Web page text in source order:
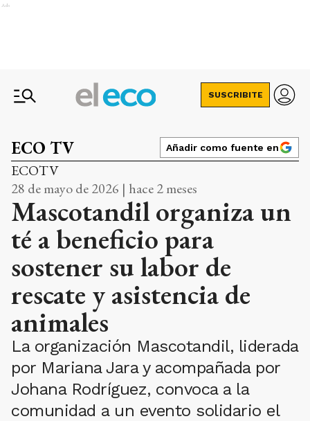
Ads
SUSCRIBITE
ECO TV Añadir como fuente en
ECOTV
28 de mayo de 2026 | hace 2 meses
Mascotandil organiza un
té a beneficio para
sostener su labor de
rescate y asistencia de
animales
La organización Mascotandil, liderada
por Mariana Jara y acompañada por
Johana Rodríguez, convoca a la
comunidad a un evento solidario el